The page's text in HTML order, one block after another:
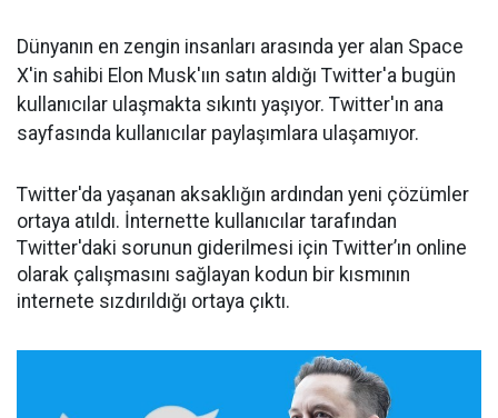
Dünyanın en zengin insanları arasında yer alan Space
X'in sahibi Elon Musk'ıın satın aldığı Twitter'a bugün
kullanıcılar ulaşmakta sıkıntı yaşıyor. Twitter'ın ana
sayfasında kullanıcılar paylaşımlara ulaşamıyor.
Twitter'da yaşanan aksaklığın ardından yeni çözümler
ortaya atıldı. İnternette kullanıcılar tarafından
Twitter'daki sorunun giderilmesi için Twitter’ın online
olarak çalışmasını sağlayan kodun bir kısmının
internete sızdırıldığı ortaya çıktı.